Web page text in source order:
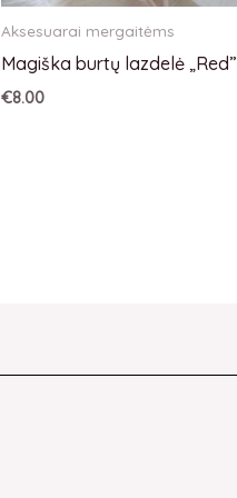
Aksesuarai mergaitėms
Magiška burtų lazdelė „Red”
€8.00